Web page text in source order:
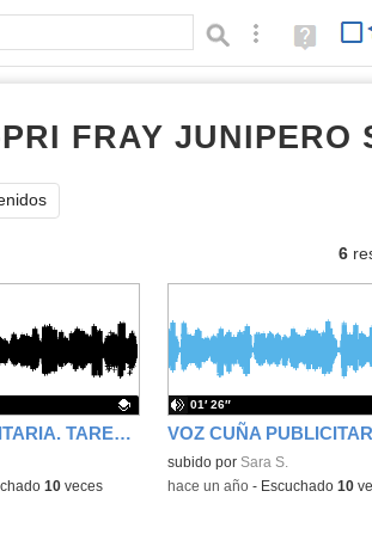
BúsquedaAyuda
(en
FRAY JUNIPERO
6
CUÑA PUBLICITARIA. TAREA 4. CURSO RADIO ESCOLAR
10veces
Contenido educativo.
subido por Sara S.
01′ 26″
-hace un año- Escuchado 10